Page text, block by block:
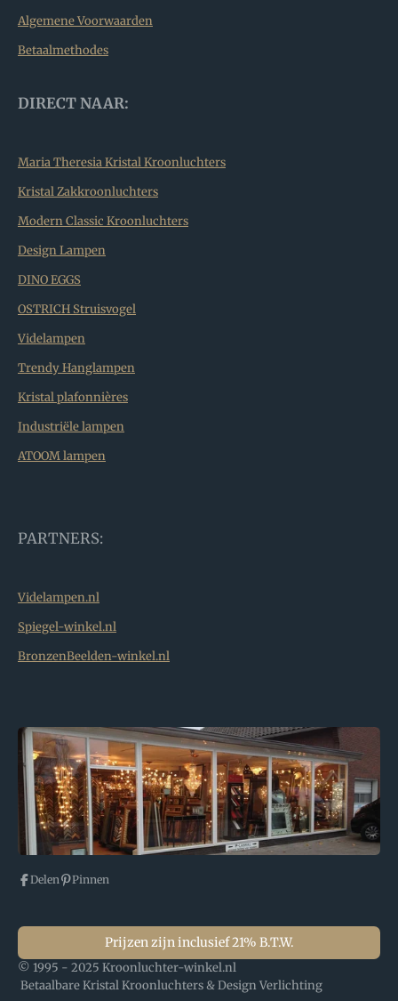
Algemene Voorwaarden
Betaalmethodes
DIRECT NAAR:
Maria Theresia Kristal Kroonluchters
Kristal Zakkroonluchters
Modern Classic Kroonluchters
Design Lampen
DINO EGGS
OSTRICH Struisvogel
Videlampen
Trendy Hanglampen
Kristal plafonnières
Industriële lampen
ATOOM lampen
PARTNERS:
Videlampen.nl
Spiegel-winkel.nl
BronzenBeelden-winkel.nl
Delen Pinnen
Prijzen zijn inclusief 21% B.T.W.
© 1995 - 2025 Kroonluchter-winkel.nl
Betaalbare Kristal Kroonluchters & Design Verlichting